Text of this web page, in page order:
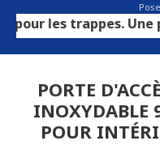
trappes. Une porte
PORTE
INOXYDABLE
POUR